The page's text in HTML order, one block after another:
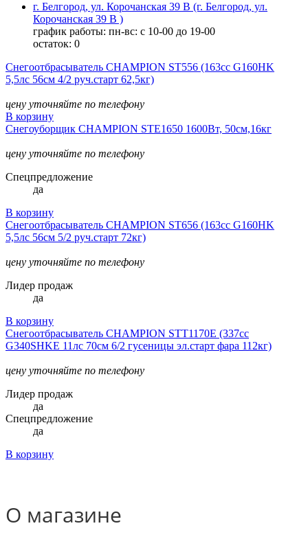
г. Белгород, ул. Корочанская 39 В (г. Белгород, ул.
Корочанская 39 В )
график работы: пн-вс: с 10-00 до 19-00
остаток: 0
Снегоотбрасыватель CHAMPION ST556 (163сс G160HK
5,5лс 56см 4/2 руч.старт 62,5кг)
цену уточняйте по телефону
В корзину
Снегоуборщик CHAMPION STЕ1650 1600Вт, 50см,16кг
цену уточняйте по телефону
Спецпредложение
да
В корзину
Снегоотбрасыватель CHAMPION ST656 (163сс G160HK
5,5лс 56см 5/2 руч.старт 72кг)
цену уточняйте по телефону
Лидер продаж
да
В корзину
Снегоотбрасыватель CHAMPION STT1170E (337сс
G340SHKE 11лс 70см 6/2 гусеницы эл.старт фара 112кг)
цену уточняйте по телефону
Лидер продаж
да
Спецпредложение
да
В корзину
О магазине